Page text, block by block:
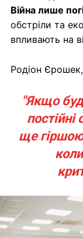
Війна лише
обстріли та
впливають на
Родіон
"Якщо
постійні
ще